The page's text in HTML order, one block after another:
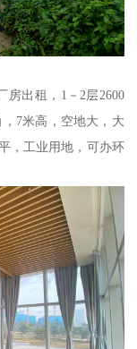
出租，1－2层2600
7米高，空地大，大
，工业用地，可办环